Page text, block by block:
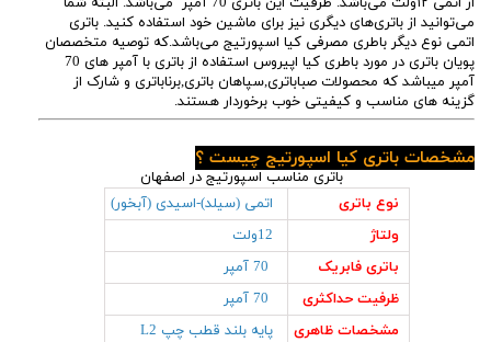
می‌توانید از باتری‌های دیگری نیز برای ماشین خود استفاده کنید. باتری
اتمی نوع دیگر باطری مصرفی کیا اسپورتیج می‌باشد.که توصیه متخصصان
پویان باتری در مورد باطری کیا اپیروس استفاده از باتری با آمپر های 70
آمپر میباشد که محصولات صباباتری,سپاهان باتری,برناباتری و شارک از
گزینه های مناسب و کیفیتی خوب برخوردار هستند.
مشخصات باتری کیا اسپورتیج چیست ؟
باتری مناسب اسپورتیج در اصفهان
نوع باتری
اتمی (سیلد)-اسیدی (آبخور)
ولتاژ
باتری فابریک
ظرفیت حداکثری
مشخصات ظاهری
پایه بلند قطب چپ L2